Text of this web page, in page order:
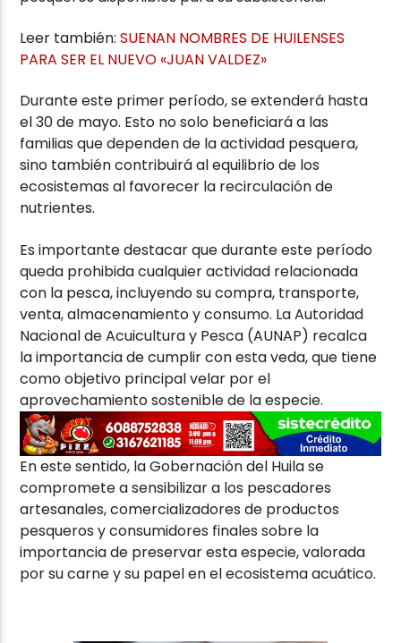
Leer también:SUENAN NOMBRES DE HUILENSES
PARA SER EL NUEVO «JUAN VALDEZ»
Durante este primer período, se extenderá hasta
el 30 de mayo. Esto no solo beneficiará a las
familias que dependen de la actividad pesquera,
sino también contribuirá al equilibrio de los
ecosistemas al favorecer la recirculación de
nutrientes.
Es importante destacar que durante este período
queda prohibida cualquier actividad relacionada
con la pesca, incluyendo su compra, transporte,
venta, almacenamiento y consumo. La Autoridad
Nacional de Acuicultura y Pesca (AUNAP) recalca
la importancia de cumplir con esta veda, que tiene
como objetivo principal velar por el
aprovechamiento sostenible de la especie.
En este sentido, la Gobernación del Huila se
compromete a sensibilizar a los pescadores
artesanales, comercializadores de productos
pesqueros y consumidores finales sobre la
importancia de preservar esta especie, valorada
por su carne y su papel en el ecosistema acuático.